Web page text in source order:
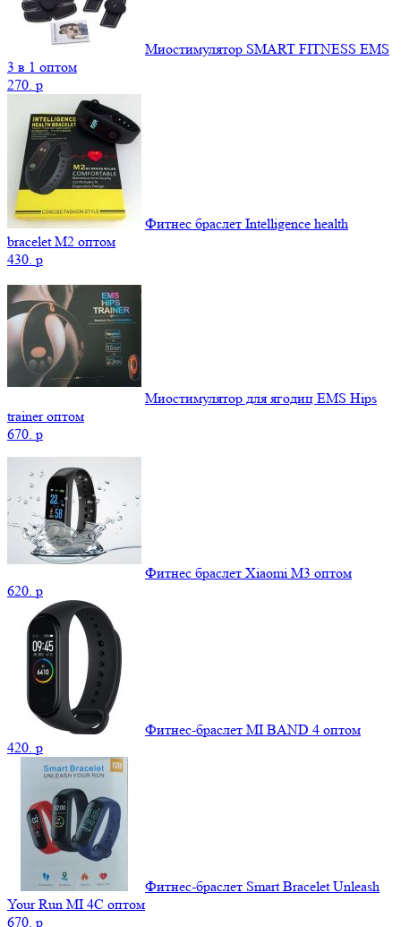
Миостимулятор SMART FITNESS EMS
3 в 1 оптом
270. p
Фитнес браслет Intelligence health
bracelet M2 оптом
430. p
Миостимулятор для ягодиц EMS Hips
trainer оптом
670. p
Фитнес браслет Xiaomi М3 оптом
620. p
Фитнес-браслет MI BAND 4 оптом
420. p
Фитнес-браслет Smart Bracelet Unleash
Your Run MI 4C оптом
670. p